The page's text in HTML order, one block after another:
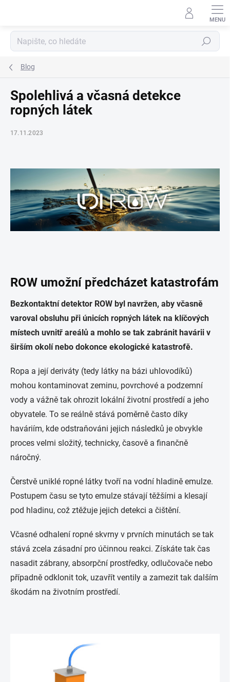
Hledat
Blog
Spolehlivá a včasná detekce
ropných látek
17.11.2023
ROW umožní předcházet katastrofám
Bezkontaktní detektor ROW byl navržen, aby včasně
varoval obsluhu při únicích ropných látek na klíčových
místech uvnitř areálů a mohlo se tak zabránit havárii v
širším okolí nebo dokonce ekologické katastrofě.
Ropa a její deriváty (tedy látky na bázi uhlovodíků)
mohou kontaminovat zeminu, povrchové a podzemní
vody a vážně tak ohrozit lokální životní prostředí a jeho
obyvatele. To se reálně stává poměrně často díky
haváriím, kde odstraňováni jejich následků je obvykle
proces velmi složitý, technicky, časově a finančně
náročný.
Čerstvě uniklé ropné látky tvoří na vodní hladině emulze.
Postupem času se tyto emulze stávají těžšími a klesají
pod hladinu, což ztěžuje jejich detekci a čištění.
Včasné odhalení ropné skvrny v prvních minutách se tak
stává zcela zásadní pro účinnou reakci. Získáte tak čas
nasadit zábrany, absorpční prostředky, odlučovače nebo
případně odklonit tok, uzavřít ventily a zamezit tak dalším
škodám na životním prostředí.